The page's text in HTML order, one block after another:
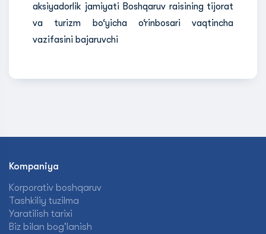
aksiyadorlik jamiyati Boshqaruv raisining tijorat
va turizm bo‘yicha o‘rinbosari vaqtincha
vazifasini bajaruvchi
Kompaniya
Korporativ boshqaruv
Tashkiliy tuzilma
Yaratilish tarixi
Biz bilan bog'lanish